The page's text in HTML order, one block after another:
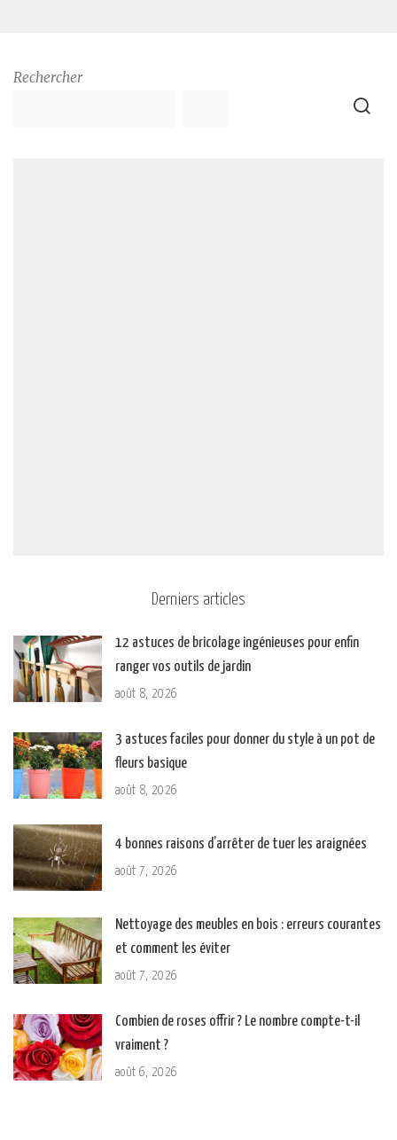
Rechercher
Derniers articles
12 astuces de bricolage ingénieuses pour enfin
ranger vos outils de jardin
août 8, 2026
3 astuces faciles pour donner du style à un pot de
fleurs basique
août 8, 2026
4 bonnes raisons d’arrêter de tuer les araignées
août 7, 2026
Nettoyage des meubles en bois : erreurs courantes
et comment les éviter
août 7, 2026
Combien de roses offrir ? Le nombre compte-t-il
vraiment ?
août 6, 2026